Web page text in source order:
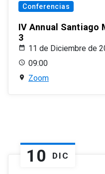
Conferencias
IV Annual Santiago
3
11 de Diciembre de
09:00
Zoom
10 DIC